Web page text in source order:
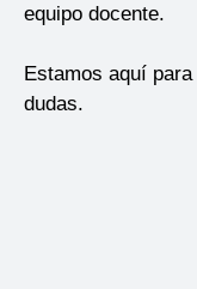
equipo docente.
Estamos aquí
dudas.